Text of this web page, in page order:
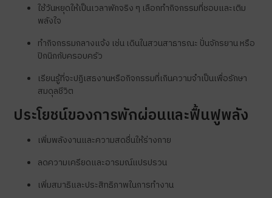
ใช้วันหยุดให้เป็นเวลาพักจริง ๆ เลือกทำกิจกรรมที่ชอบและเติม
พลังใจ
ทำกิจกรรมกลางแจ้ง เช่น เดินในสวนสาธารณะ ปั่นจักรยาน หรือ
ปิกนิกกับครอบครัว
เรียนรู้ที่จะปฏิเสธงานหรือกิจกรรมที่เกินความจำเป็นเพื่อรักษา
สมดุลชีวิต
ประโยชน์ของการพักผ่อนและฟื้นฟูพลัง
เพิ่มพลังงานและความสดชื่นให้ร่างกาย
ลดความเครียดและอารมณ์แปรปรวน
เพิ่มสมาธิและประสิทธิภาพในการทำงาน